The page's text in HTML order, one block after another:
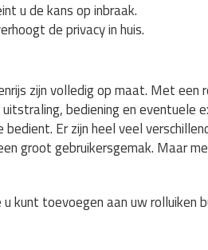
u de kans op inbraak.
de privacy in huis.
zijn volledig op maat. Met
bediening en eventuele
Er zijn heel veel
groot gebruikersgemak. Maar
kunt toevoegen aan uw rolluiken